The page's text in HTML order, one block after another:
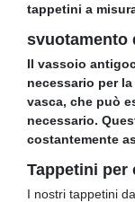
tappetini a
svuotamento
Il vassoio
necessario per
vasca, che può
necessario.
costantemente
Tappetini per
I nostri tappetini